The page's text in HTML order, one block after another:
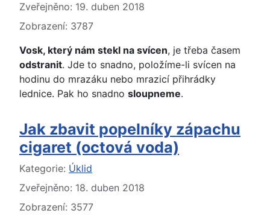
Zveřejněno: 19. duben 2018
Zobrazení: 3787
Vosk, který nám stekl na svícen, je třeba časem
odstranit. Jde to snadno, položíme-li svícen na
hodinu do mrazáku nebo mrazicí přihrádky
lednice. Pak ho snadno sloupneme.
Jak zbavit popelníky zápachu
cigaret (octová voda)
Základní údaje
Kategorie: Úklid
Zveřejněno: 18. duben 2018
Zobrazení: 3577